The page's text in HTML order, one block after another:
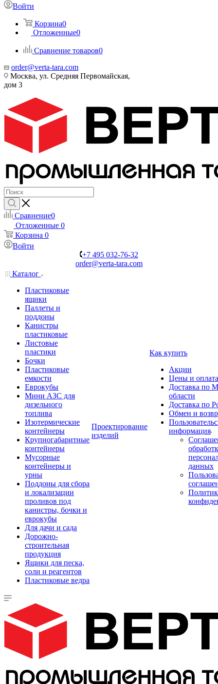
Войти
Корзина0
Отложенные0
Сравнение товаров0
order@verta-tara.com
Москва, ул. Средняя Первомайская,
дом 3
Сравнение0
Отложенные 0
Корзина 0
Войти
+7 495 032-76-32
order@verta-tara.com
Каталог
Пластиковые
ящики
Паллеты и
поддоны
Канистры
пластиковые
Листовые
пластики
Бочки
Пластиковые
емкости
Еврокубы
Мини АЗС для
дизельного
топлива
Изотермические
контейнеры
Крупногабаритные
контейнеры
Мусорные
контейнеры и
урны
Поддоны для сбора
и локализации
проливов под
канистры, бочки и
еврокубы
Для дачи и сада
Дорожно-
строительная
продукция
Ящики для песка,
соли и реагентов
Пластиковые ведра
Проектирование
изделий
Как купить
Акции
Цены и оплата
Доставка по
области
Доставка по
Обмен и
информация
данных